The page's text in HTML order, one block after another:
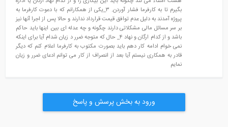
بگیرم تا به کارفرما فشار آوردن. ۳_یکی از همکارانم که با دعوت کارفرما به
پروژه آمدند به دلیل عدم توافق قیمت قرارداد ندارند و حالا پس از اجرا آنها نیز
بر سر مسائل مالی مشکلاتی دارند چگونه و چه عدله ای بین اینها باید حاکم
باشد و از کدام ارگان و نهاد ۴_ حال که متوجه ضرر د زیان شدام آیا برای اینکه
نمی خوام ادامه کار دهم باید بصورت مکتوب به کارفرما اعلام کنم که دیگر
قادر به همکاری نیستم آیا بعد از انصراف از کار می توانم ادعای ضرر و زیان
ورود به بخش پرسش و پاسخ